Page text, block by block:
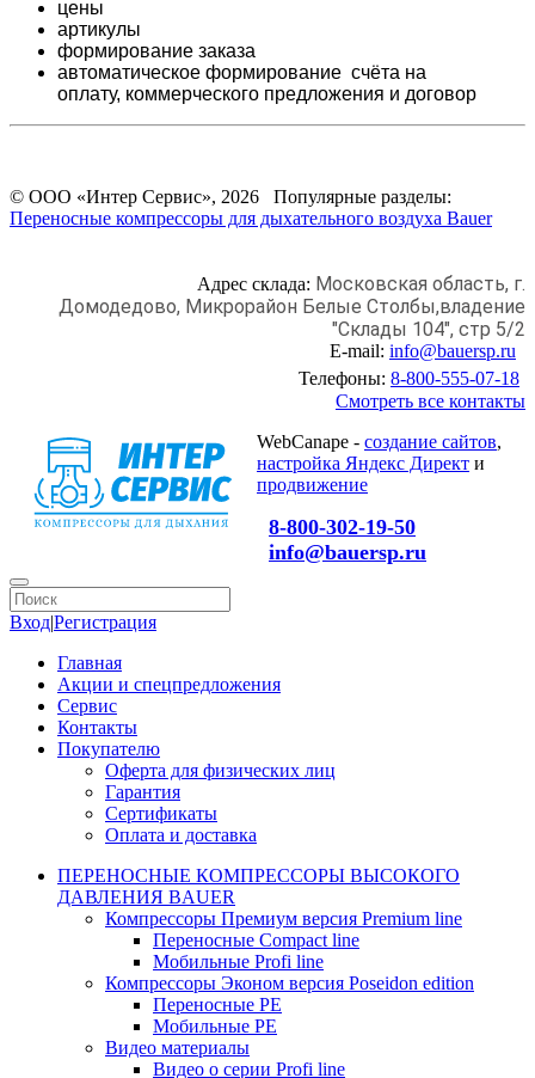
цены
артикулы
формирование заказа
автоматическое формирование счёта на
оплату, коммерческого предложения и договор
© ООО «Интер Сервис», 2026 Популярные разделы:
Переносные компрессоры для дыхательного воздуха Bauer
Адрес склада: Московская область, г.
Домодедово, Микрорайон Белые Столбы,владение
"Склады 104", стр 5/2
E-mail: info@bauersp.ru
Телефоны: 8-800-555-07-18
Смотреть все контакты
WebCanape - создание сайтов,
настройка Яндекс Директ и
продвижение
8-800-302-19-50
info@bauersp.ru
Вход|Регистрация
Главная
Акции и спецпредложения
Сервис
Контакты
Покупателю
Оферта для физических лиц
Гарантия
Сертификаты
Оплата и доставка
ПЕРЕНОСНЫЕ КОМПРЕССОРЫ ВЫСОКОГО
ДАВЛЕНИЯ BAUER
Компрессоры Премиум версия Premium line
Переносные Compact line
Мобильные Profi line
Компрессоры Эконом версия Poseidon edition
Переносные PE
Мобильные PE
Видео материалы
Видео о серии Profi line